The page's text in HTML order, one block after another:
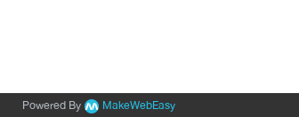
Powered By MakeWebEasy